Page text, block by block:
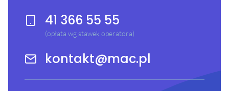
41 366 55 55
(opłata wg stawek operatora)
kontakt@mac.pl